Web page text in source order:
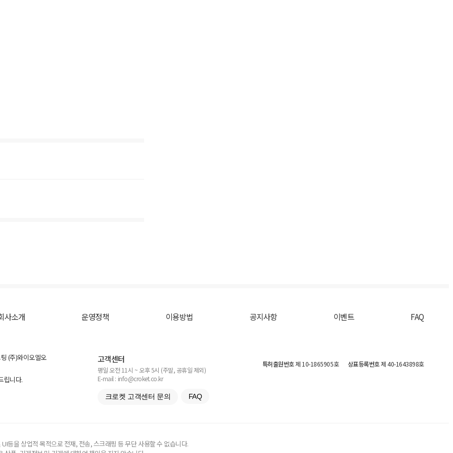
사소개 운영정책 이용방법 공지사항 이벤트 FAQ
(주)와이오엘오
립니다.
고객센터
평일 오전 11시 ~ 오후 5시 (주말, 공휴일 제외)
E-mail : info@croket.co.kr
크로켓 고객센터 문의 FAQ
특허출원번호제 10-1865905호 상표등록번호제 40-1643898호
등을 상업적 목적으로 전재, 전송, 스크래핑 등 무단 사용할 수 없습니다.